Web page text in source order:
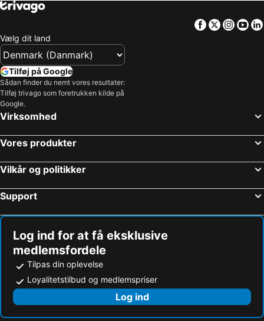
Facebook
Twitter
Vælg dit land
Tilføj på Google
Sådan finder du nemt vores resultater:
Tilføj trivago som foretrukken kilde på
Google.
Virksomhed
Vores produkter
Vilkår og politikker
Support
Log ind for at få eksklusive
medlemsfordele
Tilpas din oplevelse
Loyalitetstilbud og medlemspriser
Log ind